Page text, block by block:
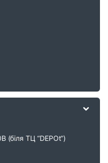
(біля ТЦ “DEPOt”)